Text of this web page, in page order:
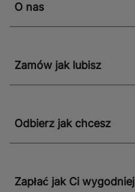
O nas
Zamów jak lubisz
Odbierz jak chcesz
Zapłać jak Ci wygodniej